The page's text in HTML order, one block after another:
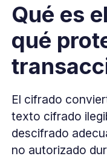
Qué es
qué
El cifrado
texto cifrado
descifrado
no autorizado